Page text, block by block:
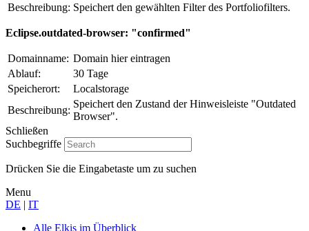
Beschreibung: Speichert den gewählten Filter des Portfoliofilters.
Eclipse.outdated-browser: "confirmed"
Domainname: Domain hier eintragen
Ablauf:
30 Tage
Speicherort:
Localstorage
Beschreibung:
Speichert den Zustand der Hinweisleiste "Outdated
Browser".
Schließen
Suchbegriffe
Drücken Sie die Eingabetaste um zu suchen
Menu
DE | IT
Alle Elkis im Überblick